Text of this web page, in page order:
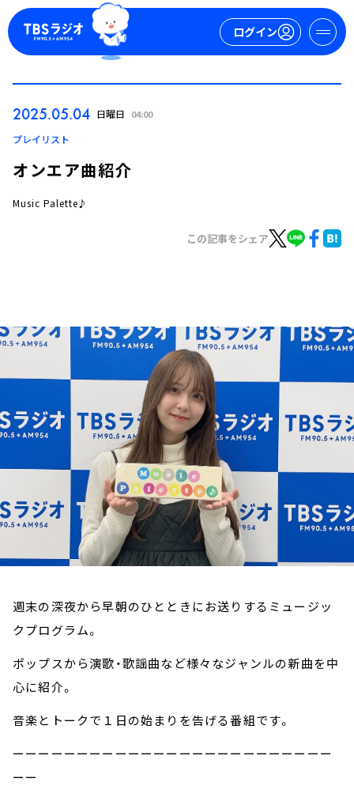
ログイン
トピックス
TBS Podcast
お知らせ
イベント・グッズ
会社情報
2025.05.04 日曜日 04:00
プレイリスト
オンエア曲紹介
Music Palette♪
この記事をシェア
週末の深夜から早朝のひとときにお送りするミュージッ
クプログラム。
ポップスから演歌・歌謡曲など様々なジャンルの新曲を中
心に紹介。
音楽とトークで１日の始まりを告げる番組です。
ーーーーーーーーーーーーーーーーーーーーーーーーー
ーー